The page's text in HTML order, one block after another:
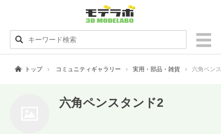
トップ コミュニティギャラリー 実用・部品・雑貨 六角ペン
六角ペンスタンド2